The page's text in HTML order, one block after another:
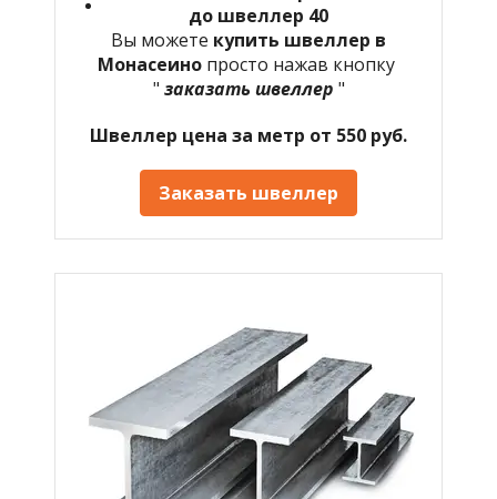
до швеллер 40
Вы можете купить швеллер в
Монасеино просто нажав кнопку
" заказать швеллер "
Швеллер цена за метр от 550 руб.
Заказать швеллер